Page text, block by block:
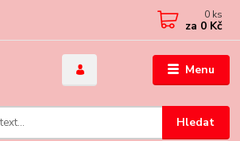
Menu
Hledat
0 ks
za 0 Kč